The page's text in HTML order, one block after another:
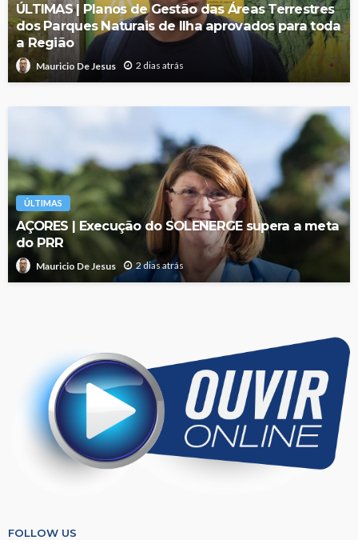
ÚLTIMAS | Planos de Gestão das Áreas Terrestres
dos Parques Naturais de Ilha aprovados para toda
a Região
Mauricio De Jesus 2 dias atrás
ÚLTIMAS
AÇORES | Execução do SOLENERGE supera a meta
do PRR
Mauricio De Jesus 2 dias atrás
FOLLOW US